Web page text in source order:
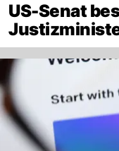
US-Senat